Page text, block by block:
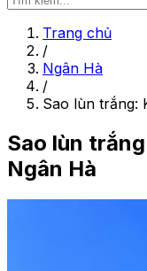
Trang chủ
/
Ngân Hà
/
Sao lùn trắng:
Sao lùn
Ngân Hà